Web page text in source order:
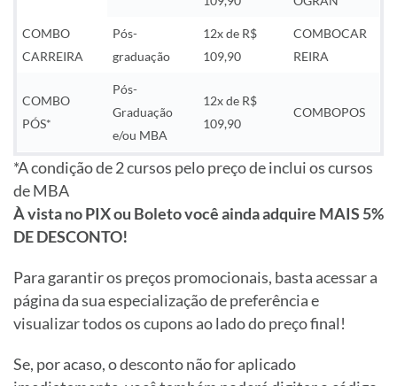
COMBO
CARREIRA
Pós-
graduação
12x de R$
109,90
COMBOCAR
REIRA
COMBO
PÓS*
Pós-
Graduação
e/ou MBA
12x de R$
109,90
COMBOPOS
*A condição de 2 cursos pelo preço de inclui os cursos
de MBA
À vista no PIX ou Boleto você ainda adquire MAIS 5%
DE DESCONTO!
Para garantir os preços promocionais, basta acessar a
página da sua especialização de preferência e
visualizar todos os cupons ao lado do preço final!
Se, por acaso, o desconto não for aplicado